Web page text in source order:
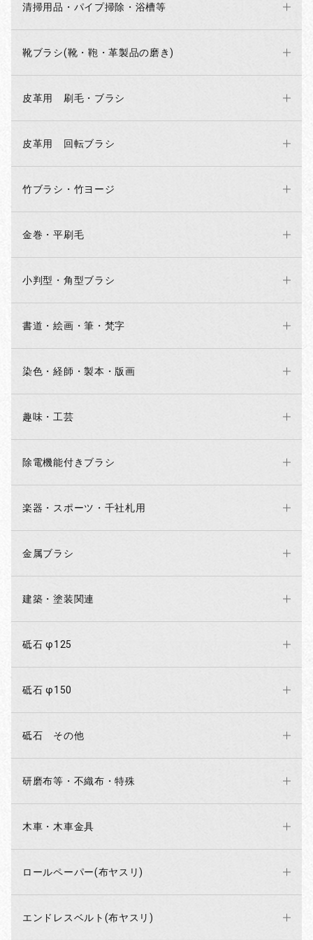
清掃用品・パイプ掃除・浴槽等
靴ブラシ(靴・鞄・革製品の磨き)
皮革用 刷毛・ブラシ
皮革用 回転ブラシ
竹ブラシ・竹ヨージ
金巻・平刷毛
小判型・角型ブラシ
書道・絵画・筆・梵字
染色・経師・製本・版画
趣味・工芸
除電機能付きブラシ
楽器・スポーツ・千社札用
金属ブラシ
建築・塗装関連
砥石 φ125
砥石 φ150
砥石 その他
研磨布等・不織布・特殊
木車・木車金具
ロールペーパー(布ヤスリ)
エンドレスベルト(布ヤスリ)